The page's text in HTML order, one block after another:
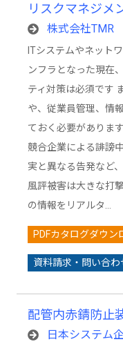
リスクマネジメ
株式会社TMR
ITシステムやネット
ンフラとなった現在
ティ対策は必須です
や、従業員管理、情
ておく必要がありま
競合企業による誹謗
実と異なる告発など
風評被害は大きな打
の情報をリアルタ…
PDFカタログダウン
資料請求・問い合わ
配管内赤錆防止
日本システム